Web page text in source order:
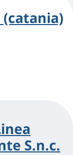
(catania)
S.n.c.